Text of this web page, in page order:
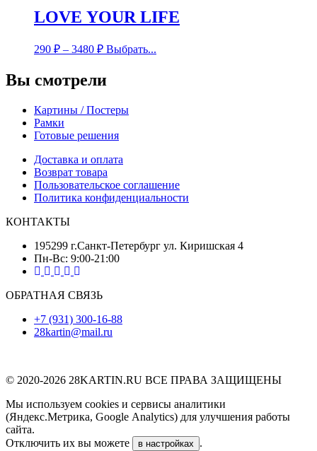
LOVE YOUR LIFE
290 ₽ – 3480 ₽ Выбрать...
Вы смотрели
Картины / Постеры
Рамки
Готовые решения
Доставка и оплата
Возврат товара
Пользовательское соглашение
Политика конфиденциальности
КОНТАКТЫ
195299 г.Санкт-Петербург ул. Киришская 4
Пн-Вс: 9:00-21:00
ОБРАТНАЯ СВЯЗЬ
+7 (931) 300-16-88
28kartin@mail.ru
© 2020-2026 28KARTIN.RU ВСЕ ПРАВА ЗАЩИЩЕНЫ
Мы используем cookies и сервисы аналитики
(Яндекс.Метрика, Google Analytics) для улучшения работы
сайта.
Отключить их вы можете
в настройках .